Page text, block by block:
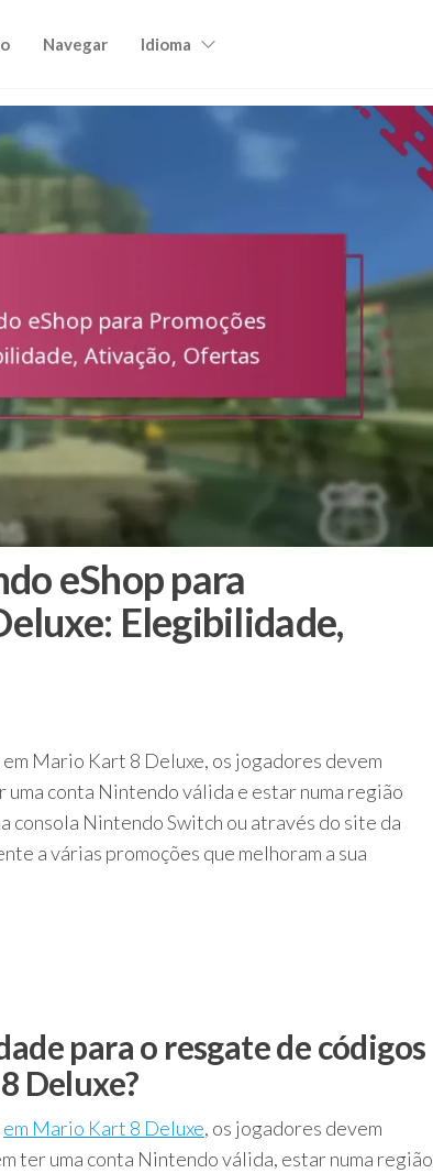
Navegar Idioma
eShop para
Elegibilidade,
Mario Kart 8 Deluxe, os jogadores devem
conta Nintendo válida e estar numa região
consola Nintendo Switch ou através do site da
a várias promoções que melhoram a sua
para o resgate de códigos
Deluxe?
em Mario Kart 8 Deluxe, os jogadores devem
ter uma conta Nintendo válida, estar numa região